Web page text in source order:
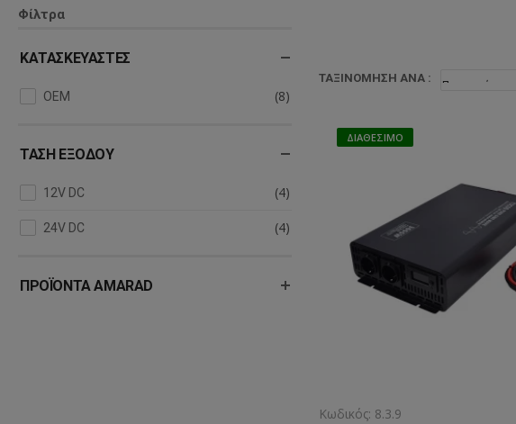
Φίλτρα
ΚΑΤΑΣΚΕΥΑΣΤΈΣ
OEM (8)
ΤΆΣΗ ΕΞΌΔΟΥ
12V DC (4)
24V DC (4)
ΠΡΟΪΌΝΤΑ AMARAD
ΤΑΞΙΝΌΜΗΣΗ ΑΝΆ :
ΔΙΑΘΈΣΙΜΟ
Κωδικός: 8.3.9